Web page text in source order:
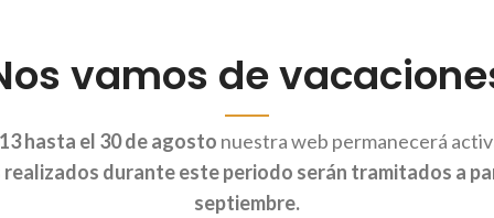
vamos de
13 hasta el 30 de agosto nuestra web permanecerá
realizados durante este periodo serán tramitados a
septiembre.
solución azucarada, se secan y se empaquetan.
caña ecológico (39%), aceite de girasol ecológico (<1%).
comidos solos.